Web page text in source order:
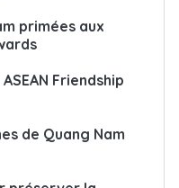
primées aux
Friendship
de Quang Nam